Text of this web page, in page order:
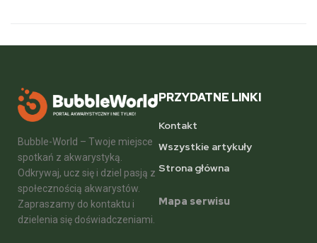
Bubble-World – Twoje miejsce
spotkań z akwarystyką.
Odkrywaj, ucz się i dziel pasją z
społecznością akwarystów.
Zapraszamy do kontaktu i
dzielenia się doświadczeniami.
PRZYDATNE LINKI
Kontakt
Wszystkie artykuły
Strona główna
Mapa serwisu